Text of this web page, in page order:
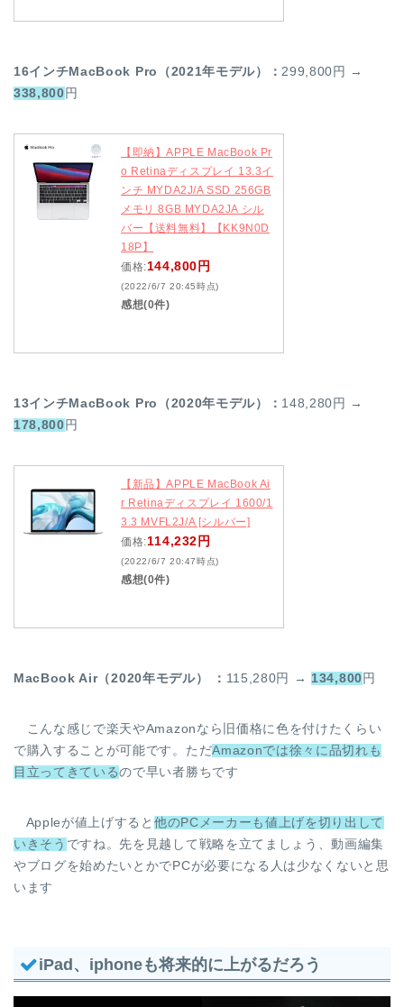
16インチMacBook Pro（2021年モデル）： 299,800円 →
338,800 円
【即納】APPLE MacBook Pr
o Retinaディスプレイ 13.3イ
ンチ MYDA2J/A SSD 256GB
メモリ 8GB MYDA2JA シル
バー【送料無料】【KK9N0D
18P】
価格:144,800円
(2022/6/7 20:45時点)
感想(0件)
13インチMacBook Pro（2020年モデル）： 148,280円 →
178,800 円
【新品】APPLE MacBook Ai
r Retinaディスプレイ 1600/1
3.3 MVFL2J/A [シルバー]
価格:114,232円
(2022/6/7 20:47時点)
感想(0件)
MacBook Air（2020年モデル） ： 115,280円 → 134,800 円
こんな感じで楽天やAmazonなら旧価格に色を付けたくらい
で購入することが可能です。ただAmazonでは徐々に品切れも
目立ってきているので早い者勝ちです
Appleが値上げすると 他のPCメーカーも値上げを切り出して
いきそう ですね。先を見越して戦略を立てましょう、動画編集
やブログを始めたいとかでPCが必要になる人は少なくないと思
います
iPad、iphoneも将来的に上がるだろう